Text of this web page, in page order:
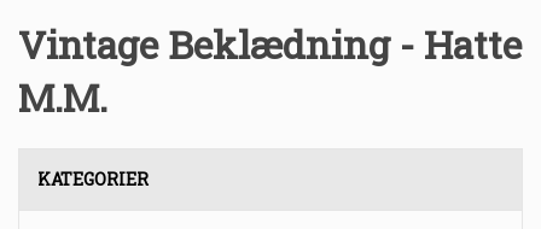
Vintage Beklædning - Hatte
M.m.
KATEGORIER